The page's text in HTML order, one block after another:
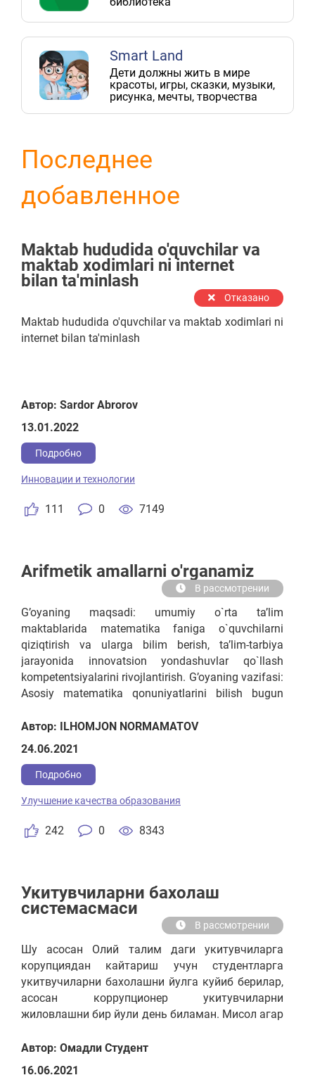
Smart Land
Дети должны жить в мире
красоты, игры, сказки, музыки,
рисунка, мечты, творчества
Последнее
добавленное
Maktab hududida o'quvchilar va
maktab xodimlari ni internet
bilan ta'minlash
Отказано
Maktab hududida o'quvchilar va maktab xodimlari ni
internet bilan ta'minlash
Автор: Sardor Abrorov
13.01.2022
Подробно
111 0 7149
Инновации и технологии
Arifmetik amallarni o'rganamiz
В рассмотрении
G’oyaning maqsadi: umumiy o`rta ta’lim
maktablarida matematika faniga o`quvchilarni
qiziqtirish va ularga bilim berish, ta’lim-tarbiya
jarayonida innovatsion yondashuvlar qo`llash
kompetentsiyalarini rivojlantirish. G’oyaning vazifasi:
Asosiy matematika qonuniyatlarini bilish bugun
matematika bilan bog‘liq: moliya, kompyuter
texnologiyalari, injeneriya va boshqalar. Shuning
farzandlarimizga «fanlarning shohi»ni o‘rgatish juda
Автор: ILHOMJON NORMAMATOV
24.06.2021
Подробно
242 0 8343
Улучшение качества образования
Укитувчиларни бахолаш
системасмаси
В рассмотрении
Шу асосан Олий талим даги укитувчиларга
корупциядан кайтариш учун студентларга
укитвучиларни бахолашни йулга куйиб берилар,
асосан коррупционер укитувчиларни
жиловлашни бир йули день биламан. Мисол агар
бечора студент лар кийналмасин (пулга сессия
Автор: Омадли Студент
16.06.2021